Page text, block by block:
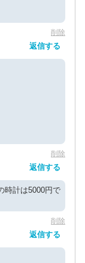
削除
返信する
削除
返信する
時計は5000円で
削除
返信する